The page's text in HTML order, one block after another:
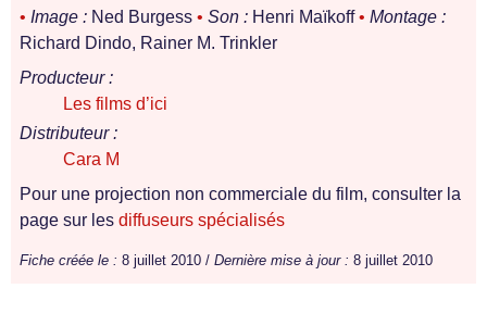
• Image : Ned Burgess • Son : Henri Maïkoff• Montage :
Richard Dindo, Rainer M. Trinkler
Producteur :
Les films d’ici
Distributeur :
Cara M
Pour une projection non commerciale du film, consulter la
page sur les diffuseurs spécialisés
Fiche créée le : 8 juillet 2010 / Dernière mise à jour : 8 juillet 2010